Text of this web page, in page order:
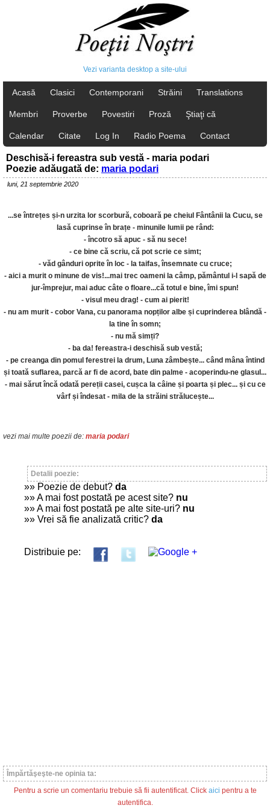
Vezi varianta desktop a site-ului
Acasă Clasici Contemporani Străini Translations
Membri Proverbe Povestiri Proză Ştiaţi că
Calendar Citate Log In Radio Poema Contact
Deschisă-i fereastra sub vestă - maria podari
Poezie adăugată de: maria podari
luni, 21 septembrie 2020
...se întrețes și-n urzita lor scorbură, coboară pe cheiul Fântânii la Cucu, se
lasă cuprinse în brațe - minunile lumii pe rând:
- încotro să apuc - să nu sece!
- ce bine că scriu, că pot scrie ce simt;
- văd gânduri oprite în loc - la taifas, însemnate cu cruce;
- aici a murit o minune de vis!...mai trec oameni la câmp, pământul i-l sapă de
jur-împrejur, mai aduc câte o floare...că totul e bine, îmi spun!
- visul meu drag! - cum ai pierit!
- nu am murit - cobor Vana, cu panorama nopților albe și cuprinderea blândă -
la tine în somn;
- nu mă simți?
- ba da! fereastra-i deschisă sub vestă;
- pe creanga din pomul ferestrei la drum, Luna zâmbește... când mâna întind
și toată suflarea, parcă ar fi de acord, bate din palme - acoperindu-ne glasul...
- mai sărut încă odată pereții casei, cușca la câine și poarta și plec... și cu ce
vârf și îndesat - mila de la străini strălucește...
vezi mai multe poezii de: maria podari
Detalii poezie:
»» Poezie de debut? da
»» A mai fost postată pe acest site? nu
»» A mai fost postată pe alte site-uri? nu
»» Vrei să fie analizată critic? da
Distribuie pe:
Împărtăşeşte-ne opinia ta:
Pentru a scrie un comentariu trebuie să fii autentificat. Click aici pentru a te
autentifica.